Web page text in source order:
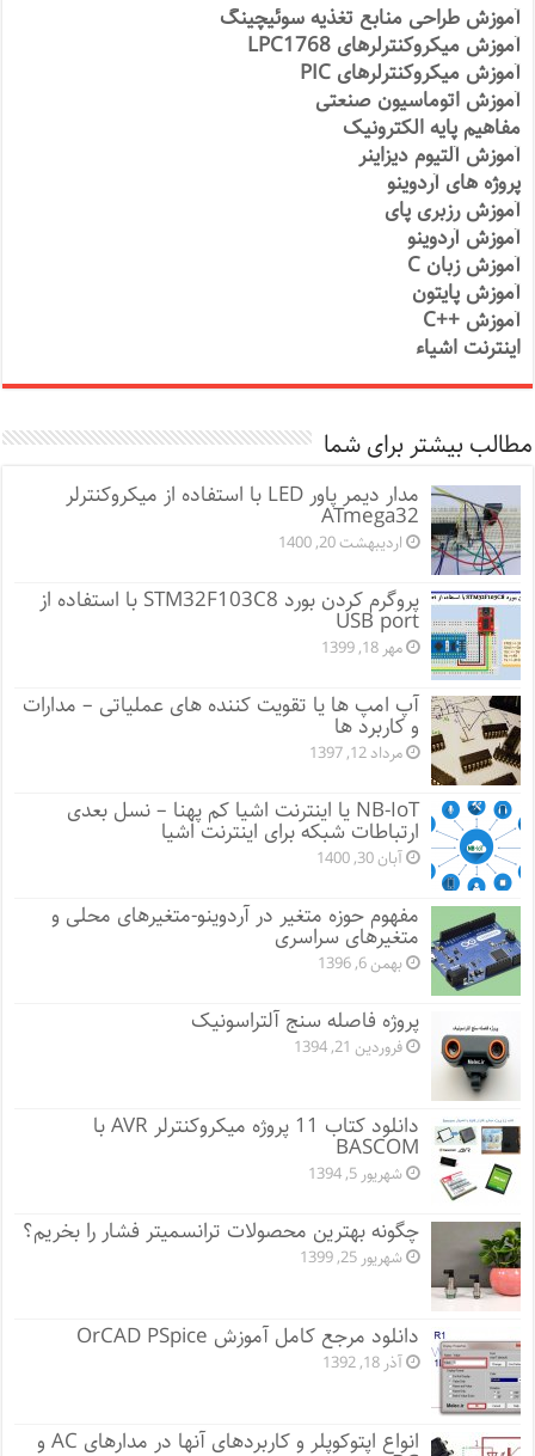
آموزش طراحی منابع تغذیه سوئیچینگ
آموزش میکروکنترلرهای LPC1768
آموزش میکروکنترلرهای PIC
آموزش اتوماسیون صنعتی
مفاهیم پایه الکترونیک
آموزش آلتیوم دیزاینر
پروژه های آردوینو
آموزش رزبری پای
آموزش آردوینو
آموزش زبان C
آموزش پایتون
آموزش ++C
اینترنت اشیاء
مطالب بیشتر برای شما
مدار دیمر پاور LED با استفاده از میکروکنترلر
ATmega32
اردیبهشت 20, 1400
پروگرم کردن بورد STM32F103C8 با استفاده از
USB port
مهر 18, 1399
آپ امپ ها یا تقویت کننده های عملیاتی – مدارات
و کاربرد ها
مرداد 12, 1397
NB-IoT یا اینترنت اشیا کم پهنا – نسل بعدی
ارتباطات شبکه برای اینترنت اشیا
آبان 30, 1400
مفهوم حوزه متغیر در آردوینو-متغیرهای محلی و
متغیرهای سراسری
بهمن 6, 1396
پروژه فاصله سنج آلتراسونیک
فروردین 21, 1394
دانلود کتاب 11 پروژه میکروکنترلر AVR با
BASCOM
شهریور 5, 1394
چگونه بهترین محصولات ترانسمیتر فشار را بخریم؟
شهریور 25, 1399
دانلود مرجع کامل آموزش OrCAD PSpice
آذر 18, 1392
انواع اپتوکوپلر و کاربردهای آنها در مدارهای AC و